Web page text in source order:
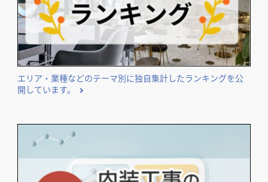
エリア・業種などのテーマ別に独自集計したランキングを公
開しています。